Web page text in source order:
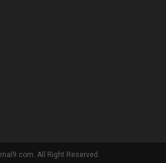
All Right Reserved.